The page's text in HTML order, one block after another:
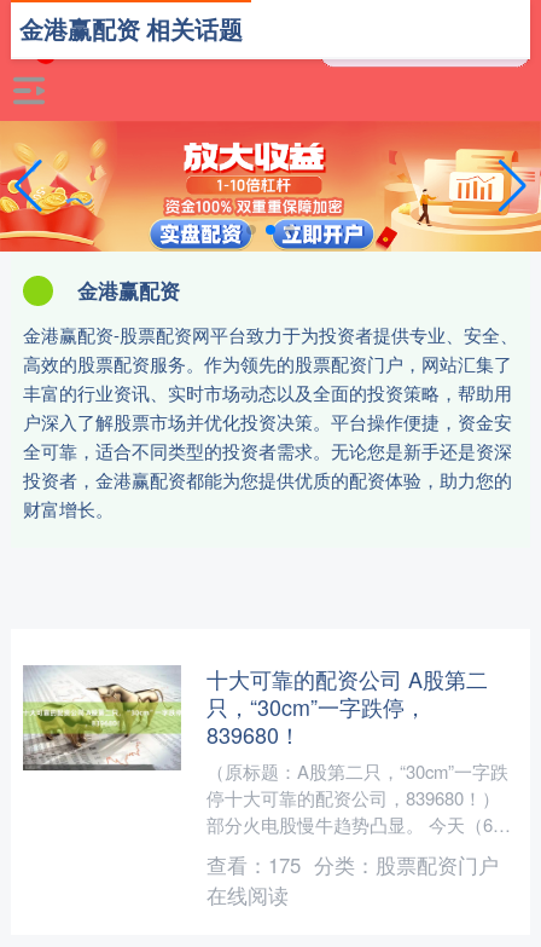
金港赢配资
金港赢配资-股票配资网平台致力于为投资者提供专业、安全、
高效的股票配资服务。作为领先的股票配资门户，网站汇集了
丰富的行业资讯、实时市场动态以及全面的投资策略，帮助用
户深入了解股票市场并优化投资决策。平台操作便捷，资金安
全可靠，适合不同类型的投资者需求。无论您是新手还是资深
投资者，金港赢配资都能为您提供优质的配资体验，助力您的
财富增长。
金港赢配资 相关话题
十大可靠的配资公司 A股第二
只，“30cm”一字跌停，
839680！
（原标题：A股第二只，“30cm”一字跌
停十大可靠的配资公司，839680！）
部分火电股慢牛趋势凸显。 今天（6月
17日）A股各主要指数全线回调，前期
强势股普....
查看： 175 分类： 股票配资门户
在线阅读